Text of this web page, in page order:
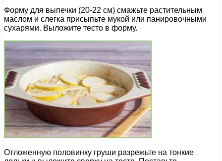
Форму для выпечки (20-22 см) смажьте растительным
маслом и слегка присыпьте мукой или панировочными
сухарями. Выложите тесто в форму.
Отложенную половинку груши разрежьте на тонкие